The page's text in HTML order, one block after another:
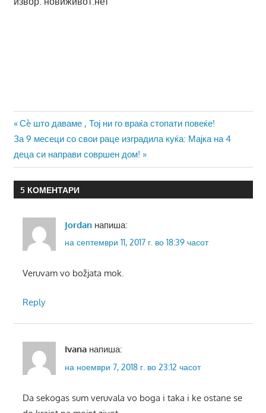
Навигација
на
напис
Previous
Post:
Сè што даваме , Тој ни го враќа стопати повеќе!
Next
Post:
За 9 месеци со свои раце изградила куќа: Мајка на 4
деца си направи совршен дом!
5 КОМЕНТАРИ
Jordan напиша:
на септември 11, 2017 г. во 18:39 часот
Veruvam vo božjata mok.
Reply
Ivana напиша:
на ноември 7, 2018 г. во 23:12 часот
Da sekogas sum veruvala vo boga i taka i ke ostane se